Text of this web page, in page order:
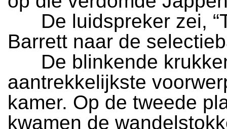
De luidspreker zei,
Barrett naar de
De blinkende
aantrekkelijkste
kamer. Op de tweede
kwamen de